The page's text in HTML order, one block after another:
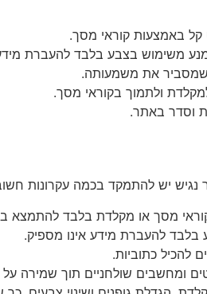
משימוש בצבע בלבד להעברת
שמסביר את משמעותה.
ולתמוך בקוראי מסך.
וסדר באתר.
נגיש יש להתמקד בכמה עקרונות
קוראי מסך או מקלדת בלבד להתמצא
בלבד להעברת מידע אינו מספיק.
להכיל כתוביות.
ומחשבים שולחניים תוך שמירה